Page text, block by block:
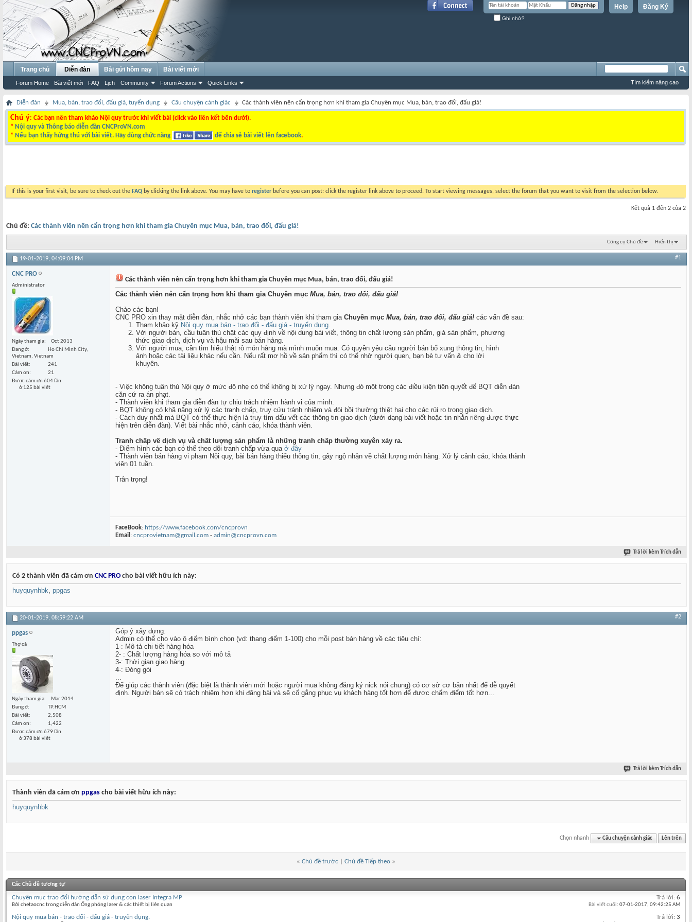
Đăng Ký
Help
Ghi nhớ?
Trang chủ Diễn đàn
Forum Home Bài viết mới FAQ Lịch Community Forum Actions Quick Links
Bài gửi hôm nay Bài viết mới
Tìm kiếm nâng cao
Diễn đàn Mua, bán, trao đổi, đấu giá, tuyển dụng Câu chuyện cảnh giác Các thành viên nên cẩn trọng hơn khi tham gia Chuyên mục Mua, bán, trao đổi, đấu giá!
Chú ý: Các bạn nên tham khảo Nội quy trước khi viết bài (click vào liên kết bên dưới).
* Nội quy và Thông báo diễn đàn CNCProVN.com
* Nếu bạn thấy hứng thú với bài viết. Hãy dùng chức năng để chia sẻ bài viết lên facebook.
If this is your first visit, be sure to check out the FAQ by clicking the link above. You may have to register before you can post: click the register link above to proceed. To start viewing messages, select the forum that you want to visit from the selection below.
Kết quả 1 đến 2 của 2
Chủ đề: Các thành viên nên cẩn trọng hơn khi tham gia Chuyên mục Mua, bán, trao đổi, đấu giá!
Công cụ Chủ đề Hiển thị
19-01-2019, 04:09:04 PM #1
CNC PRO
Administrator
Ngày tham gia
Oct 2013
Đang ở
Ho Chi Minh City,
Vietnam, Vietnam
Bài viết
241
Cám ơn
21
Được cám ơn 604 lần
ở 125 bài viết
Các thành viên nên cẩn trọng hơn khi tham gia Chuyên mục Mua, bán, trao đổi, đấu giá!
Các thành viên nên cẩn trọng hơn khi tham gia Chuyên mục Mua, bán, trao đổi, đấu giá!
Chào các bạn!
CNC PRO xin thay mặt diễn đàn, nhắc nhở các bạn thành viên khi tham gia Chuyên mục Mua, bán, trao đổi, đấu giá! các vấn đề sau:
Tham khảo kỹ Nội quy mua bán - trao đổi - đấu giá - truyển dụng.
Với người bán, cầu tuân thủ chặt các quy định về nội dung bài viết, thông tin chất lượng sản phẩm, giá sản phẩm, phương
thức giao dịch, dịch vụ và hậu mãi sau bán hàng.
Với người mua, cần tìm hiểu thật rỏ món hàng mà mình muốn mua. Có quyền yêu cầu người bán bổ xung thông tin, hình
ảnh hoặc các tài liệu khác nếu cần. Nếu rất mơ hồ về sản phẩm thì có thể nhờ người quen, bạn bè tư vấn & cho lời
khuyên.
- Việc không tuân thủ Nội quy ở mức độ nhẹ có thể không bị xử lý ngay. Nhưng đó một trong các điều kiện tiên quyết để BQT diễn đàn
căn cứ ra án phạt.
- Thành viên khi tham gia diễn đàn tự chịu trách nhiệm hành vi của mình.
- BQT không có khã năng xử lý các tranh chấp, truy cứu tránh nhiệm và đòi bồi thường thiệt hại cho các rủi ro trong giao dịch.
- Cách duy nhất mà BQT có thể thực hiện là truy tìm dấu vết các thông tin giao dịch (dưới dạng bài viết hoặc tin nhắn riêng được thực
hiện trên diễn đàn). Viết bài nhắc nhở, cảnh cáo, khóa thành viên.
Tranh chấp về dịch vụ và chất lượng sản phẩm là những tranh chấp thường xuyên xảy ra.
- Điểm hình các bạn có thể theo dõi tranh chấp vừa qua ở đây
- Thành viên bán hàng vi phạm Nội quy, bài bán hàng thiếu thông tin, gây ngộ nhận về chất lượng món hàng. Xử lý cảnh cáo, khóa thành
viên 01 tuần.
Trân trọng!
FaceBook: https://www.facebook.com/cncprovn
Email : cncprovietnam@gmail.com - admin@cncprovn.com
Trả lời kèm Trích dẫn
Có 2 thành viên đã cám ơn CNC PROcho bài viết hữu ích này:
huyquynhbk, ppgas
20-01-2019, 08:59:22 AM #2
ppgas
Thợ cả
Ngày tham gia
Mar 2014
Đang ở
TP.HCM
Bài viết
2,508
Cám ơn
1,422
Được cám ơn 679 lần
ở 378 bài viết
Góp ý xây dựng:
Admin có thể cho vào ô điểm bình chọn (vd: thang điểm 1-100) cho mỗi post bán hàng về các tiêu chí:
1-: Mô tả chi tiết hàng hóa
2- : Chất lượng hàng hóa so với mô tả
3-: Thời gian giao hàng
4-: Đóng gói
...
Để giúp các thành viên (đặc biệt là thành viên mới hoặc người mua không đăng ký nick nói chung) có cơ sở cơ bản nhất để dễ quyết
định. Người bán sẽ có trách nhiệm hơn khi đăng bài và sẽ cố gắng phục vụ khách hàng tốt hơn để được chấm điểm tốt hơn...
Trả lời kèm Trích dẫn
Thành viên đã cám ơn ppgas cho bài viết hữu ích này:
huyquynhbk
Chọn nhanh Câu chuyện cảnh giác Lên trên
« Chủ đề trước Chủ đề Tiếp theo »
Các Chủ đề tương tự
Chuyên mục trao đổi hướng dẫn sử dụng con laser Integra MP
Bởi chetaocnc trong diễn đàn Ống phóng laser & các thiết bị liên quan
Trả lời: 6
Bài viết cuối: 07-01-2017, 09:42:25 AM
Nội quy mua bán - trao đổi - đấu giá - truyển dụng. Trả lời: 3